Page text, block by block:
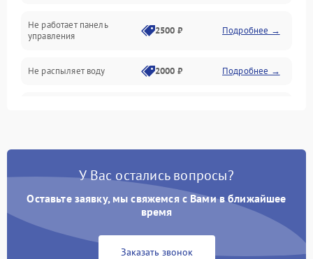
Гигиена
Программное обеспечение
Не работает панель
управления
2500 ₽ Подробнее →
Не распыляет воду 2000 ₽ Подробнее →
Проблемы с набором
Не работает сушилка 2100 ₽ Подробнее →
Сбои в работе таймера 1700 ₽
У Вас остались вопросы?
Оставьте заявку, мы свяжемся с Вами в ближайшее
время
Заказать звонок